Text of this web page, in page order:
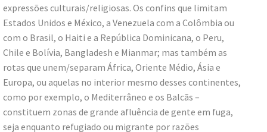
expressões culturais/religiosas. Os confins que limitam
Estados Unidos e México, a Venezuela com a Colômbia ou
com o Brasil, o Haiti e a República Dominicana, o Peru,
Chile e Bolívia, Bangladesh e Mianmar; mas também as
rotas que unem/separam África, Oriente Médio, Ásia e
Europa, ou aquelas no interior mesmo desses continentes,
como por exemplo, o Mediterrâneo e os Balcãs –
constituem zonas de grande afluência de gente em fuga,
seja enquanto refugiado ou migrante por razões